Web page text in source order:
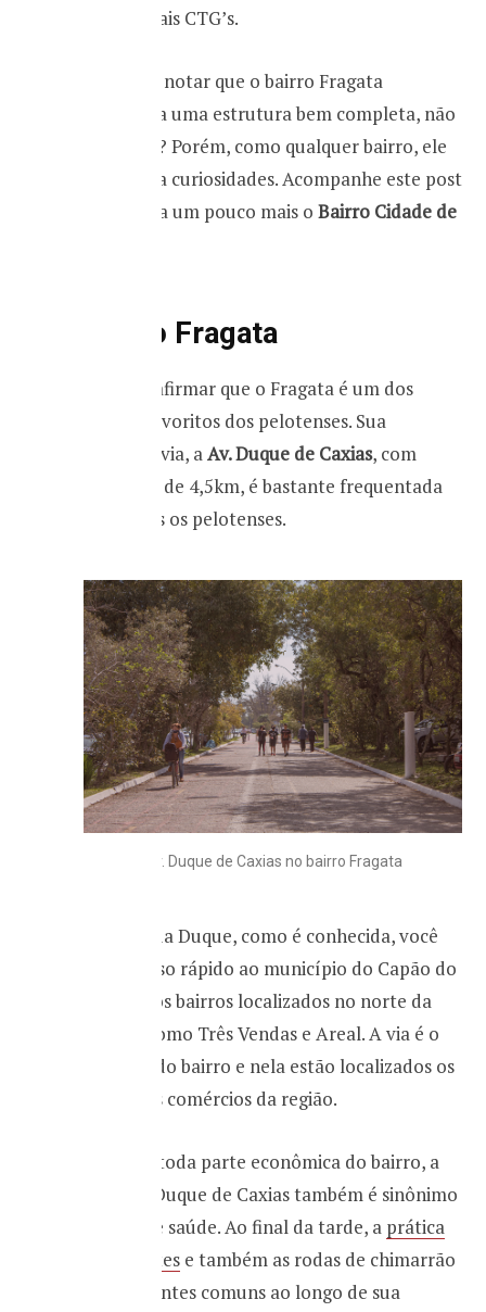
tradicionais CTG’s.
Deu para notar que o bairro Fragata
apresenta uma estrutura bem completa, não
é mesmo? Porém, como qualquer bairro, ele
apresenta curiosidades. Acompanhe este post
e conheça um pouco mais o Bairro Cidade de
Bairro Fragata
Pode-se afirmar que o Fragata é um dos
bairros favoritos dos pelotenses. Sua
principal via, aAv. Duque de Caxias, com
extensão de 4,5km, é bastante frequentada
por todos os pelotenses.
Av. Duque de Caxias no bairro Fragata
A partir da Duque, como é conhecida, você
tem acesso rápido ao município do Capão do
Leão e aos bairros localizados no norte da
cidade, como Três Vendas e Areal. A via é o
coração do bairro e nela estão localizados os
principais comércios da região.
Além de toda parte econômica do bairro, a
avenida Duque de Caxias também é sinônimo
de lazer e saúde. Ao final da tarde, a prática
de esportes e também as rodas de chimarrão
são bastantes comuns ao longo de sua